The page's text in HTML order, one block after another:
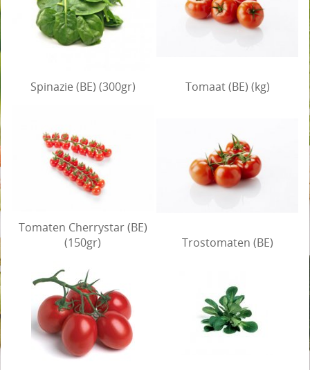
Spinazie (BE) (300gr) Tomaat (BE) (kg)
Tomaten Cherrystar (BE)
(150gr)
Trostomaten (BE)